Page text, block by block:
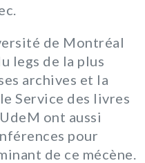
de Montréal
legs de la plus
archives et la
Service des livres
ont aussi
pour
de ce mécène.